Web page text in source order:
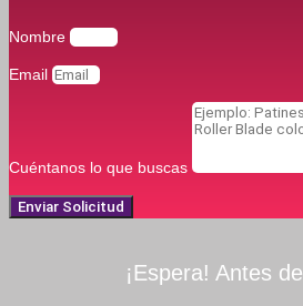
Nombre
Email
Cuéntanos lo que buscas
Enviar Solicitud
¡Espera! Antes